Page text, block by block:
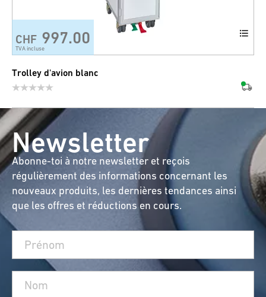
CHF 997.00
TVA incluse
Trolley d'avion blanc
Newsletter
Abonne-toi à notre newsletter et reçois
régulièrement des informations concernant les
nouveaux produits, les dernières tendances ainsi
que les offres et réductions en cours.